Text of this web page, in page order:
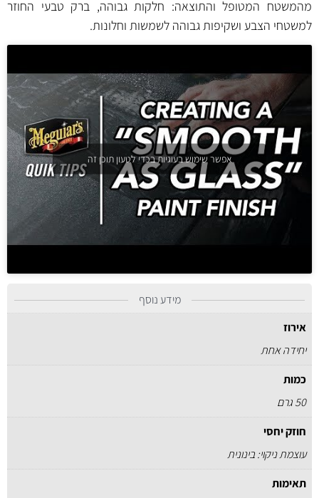
מהמשטח המטופל והתוצאה: חלקות גבוהה, ברק טבעי החוזר
למשטחי הצבע ושקיפות גבוהה לשמשות וחלונות.
אפשר שימוש בעוגיות בכדי לטעון תוכן זה
מידע נוסף
אירוז
יחידה אחת
כמות
50 גרם
חוזק יחסי
עוצמת ניקוי: בינונית
תאימות